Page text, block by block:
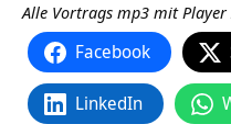
Alle Vortrags mp3 mit Player
Facebook
LinkedIn